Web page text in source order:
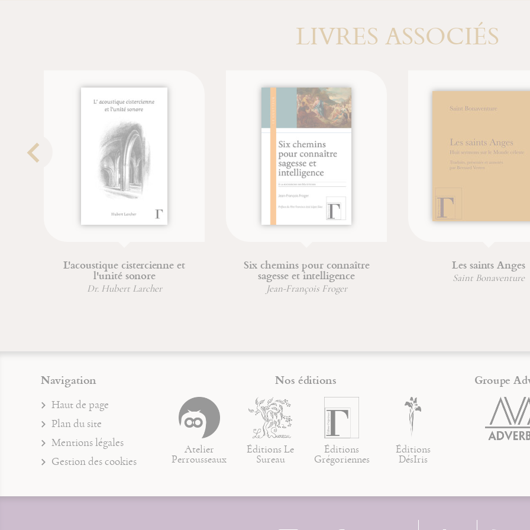
LIVRES ASSOCIÉS
L'acoustique cistercienne et
l'unité sonore
Dr. Hubert Larcher
Six chemins pour connaître
sagesse et intelligence
Jean-François Froger
Les saints Anges
Saint Bonaventure
Navigation
Haut de page
Plan du site
Mentions légales
Gestion des cookies
Nos éditions
Atelier
Perrousseaux
Éditions Le
Sureau
Éditions
Grégoriennes
Éditions
DésIris
Groupe